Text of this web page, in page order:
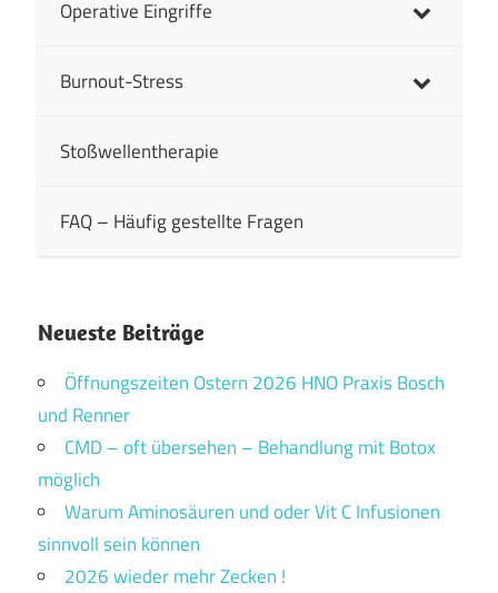
Operative Eingriffe
Burnout-Stress
Stoßwellentherapie
FAQ – Häufig gestellte Fragen
Neueste Beiträge
Öffnungszeiten Ostern 2026 HNO Praxis Bosch
und Renner
CMD – oft übersehen – Behandlung mit Botox
möglich
Warum Aminosäuren und oder Vit C Infusionen
sinnvoll sein können
2026 wieder mehr Zecken !